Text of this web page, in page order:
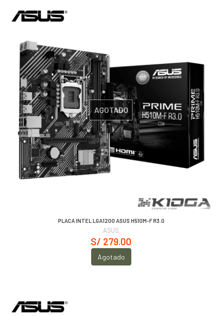
AGOTADO
PLACA INTEL LGA1200 ASUS H510M-F R3.0
ASUS
S/ 279.00
Agotado